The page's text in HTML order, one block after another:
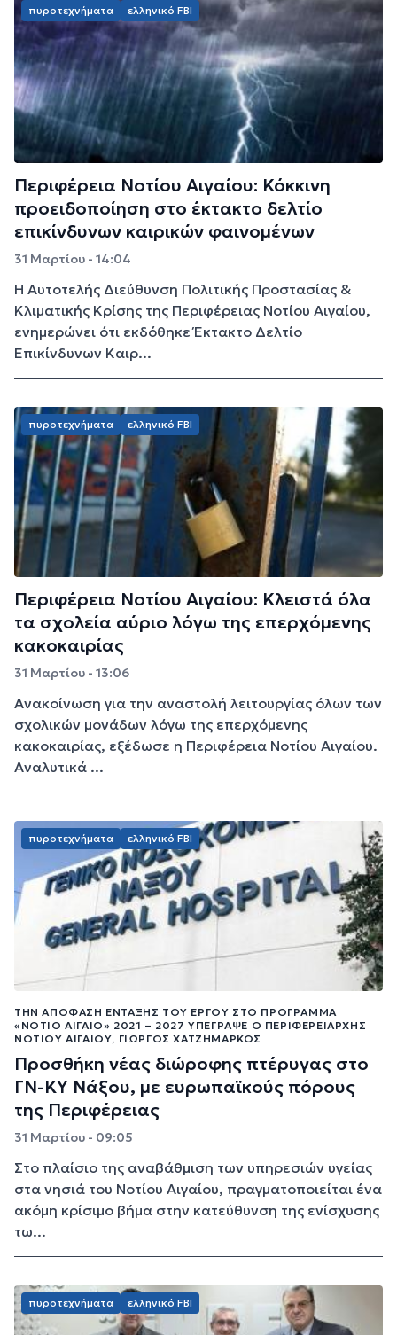
πυροτεχνήματα ελληνικό FBI
Περιφέρεια Νοτίου Αιγαίου: Κόκκινη
προειδοποίηση στο έκτακτο δελτίο
επικίνδυνων καιρικών φαινομένων
31 Μαρτίου - 14:04
Η Αυτοτελής Διεύθυνση Πολιτικής Προστασίας &
Κλιματικής Κρίσης της Περιφέρειας Νοτίου Αιγαίου,
ενημερώνει ότι εκδόθηκε Έκτακτο Δελτίο
Επικίνδυνων Καιρ...
πυροτεχνήματα ελληνικό FBI
Περιφέρεια Νοτίου Αιγαίου: Κλειστά όλα
τα σχολεία αύριο λόγω της επερχόμενης
κακοκαιρίας
31 Μαρτίου - 13:06
Ανακοίνωση για την αναστολή λειτουργίας όλων των
σχολικών μονάδων λόγω της επερχόμενης
κακοκαιρίας, εξέδωσε η Περιφέρεια Νοτίου Αιγαίου.
Αναλυτικά ...
πυροτεχνήματα ελληνικό FBI
ΤΗΝ ΑΠΌΦΑΣΗ ΈΝΤΑΞΗΣ ΤΟΥ ΈΡΓΟΥ ΣΤΟ ΠΡΌΓΡΑΜΜΑ
«ΝΌΤΙΟ ΑΙΓΑΊΟ» 2021 – 2027 ΥΠΈΓΡΑΨΕ Ο ΠΕΡΙΦΕΡΕΙΆΡΧΗΣ
ΝΟΤΊΟΥ ΑΙΓΑΊΟΥ, ΓΙΏΡΓΟΣ ΧΑΤΖΗΜΆΡΚΟΣ
Προσθήκη νέας διώροφης πτέρυγας στο
ΓΝ-ΚΥ Νάξου, με ευρωπαϊκούς πόρους
της Περιφέρειας
31 Μαρτίου - 09:05
Στο πλαίσιο της αναβάθμιση των υπηρεσιών υγείας
στα νησιά του Νοτίου Αιγαίου, πραγματοποιείται ένα
ακόμη κρίσιμο βήμα στην κατεύθυνση της ενίσχυσης
τω...
πυροτεχνήματα ελληνικό FBI